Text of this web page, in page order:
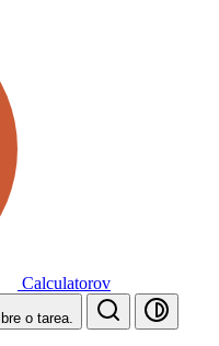
Calculatorov
o tarea.